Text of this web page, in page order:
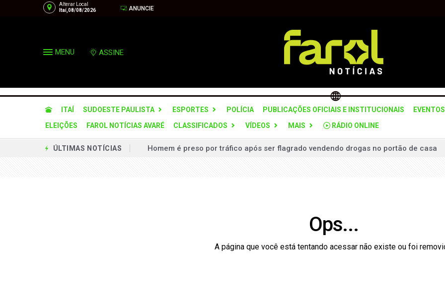
Alterar Local
Itaí,08/08/2026
ANUNCIE
MENU ASSINE
ITAÍ SUDOESTE PAULISTA ESPORTES POLÍCIA PUBLICAÇÕES OFICIAIS E INSTITUCIONAIS EVENTOS
ELEIÇÕES
FAROL NOTÍCIAS AVARÉ CLASSIFICADOS VÍDEOS MAIS RÁDIO ONLINE
ÚLTIMAS NOTÍCIAS
Homem é preso por tráfico após ser flagrado vendendo drogas no portão de casa
Taguaí, Barão de Antonina e Quadra lideram ranking do Ideb 2025 na região de
Balneário Costa Azul recebe 1º Festival Aquático com provas de águas abertas e
Ops...
A página que você está tentando acessar não existe ou foi